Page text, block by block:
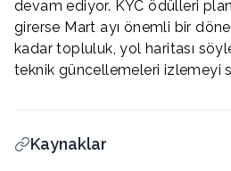
devam ediyor. KYC ödülleri
girerse Mart ayı önemli bir
kadar topluluk, yol haritası
teknik güncellemeleri izlemeyi
Kaynaklar